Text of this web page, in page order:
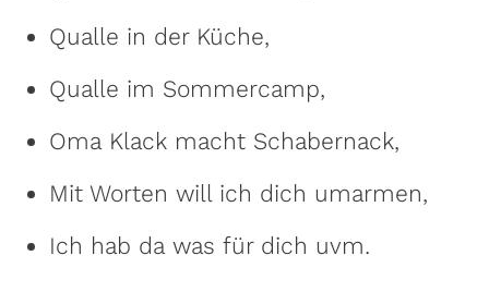
Qualle in der Küche,
Qualle im Sommercamp,
Oma Klack macht Schabernack,
Mit Worten will ich dich umarmen,
Ich hab da was für dich uvm.